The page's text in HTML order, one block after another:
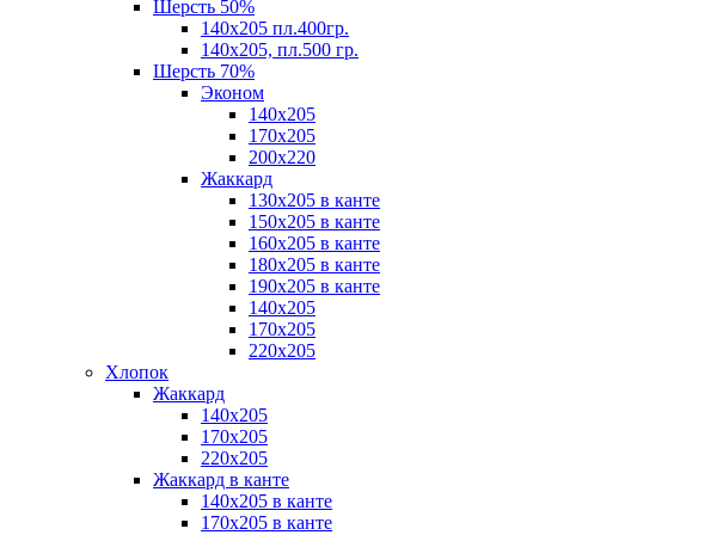
Шерсть 50%
140х205 пл.400гр.
140х205, пл.500 гр.
Шерсть 70%
Эконом
140х205
170х205
200х220
Жаккард
130х205 в канте
150х205 в канте
160х205 в канте
180х205 в канте
190х205 в канте
140х205
170х205
220х205
Хлопок
Жаккард
140x205
170х205
220х205
Жаккард в канте
140х205 в канте
170х205 в канте